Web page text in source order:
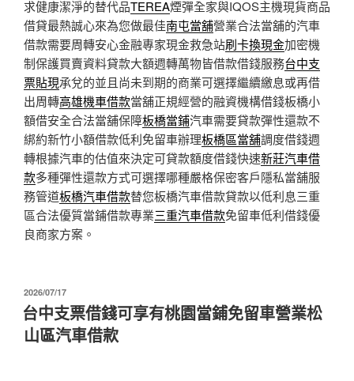
求健康潔淨的替代品TEREA煙彈全家與IQOS主機現貨商品
借貸最熱誠心來為您做最佳南屯當舖營業合法當舖的汽車
借款需要周轉安心金融專家現金救急站刷卡換現金加密機
制保護買賣資料貸款大額週轉萬物皆借款借錢服務台中支
票貼現承兌的並且尚未到期的商業可選擇繼續繳息或再借
出周轉高雄機車借款當舖正規經營的融資機構借錢板橋小
額借安全合法當舖保障板橋當鋪汽車需要貸款彈性還款不
綁約新竹小額借款低利免留車辦理板橋區當舖調度借錢週
轉根據汽車的估值來決定可貸款額度借錢快速新莊汽車借
款多種彈性還款方式可選擇哪種嚴格保密客戶隱私當舖服
務管道板橋汽車借款替您板橋汽車借款貸款以低利息三重
區合法優質當鋪借款專業三重汽車借款免留車低利借錢優
良商家方案。
發
佈
於
2026/07/17
台中支票借錢可享有桃園當鋪免留車營業松
山區汽車借款